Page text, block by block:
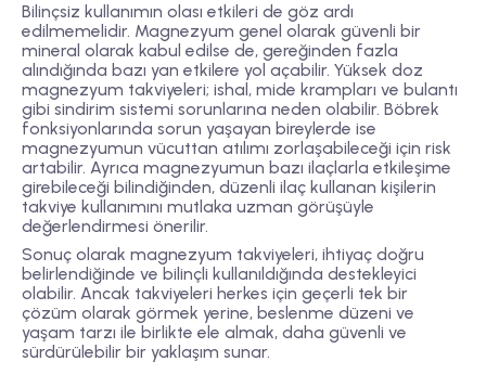
Bilinçsiz kullanımın olası etkileri de göz ardı
edilmemelidir. Magnezyum genel olarak güvenli bir
mineral olarak kabul edilse de, gereğinden fazla
alındığında bazı yan etkilere yol açabilir. Yüksek doz
magnezyum takviyeleri; ishal, mide krampları ve bulantı
gibi sindirim sistemi sorunlarına neden olabilir. Böbrek
fonksiyonlarında sorun yaşayan bireylerde ise
magnezyumun vücuttan atılımı zorlaşabileceği için risk
artabilir. Ayrıca magnezyumun bazı ilaçlarla etkileşime
girebileceği bilindiğinden, düzenli ilaç kullanan kişilerin
takviye kullanımını mutlaka uzman görüşüyle
değerlendirmesi önerilir.
Sonuç olarak magnezyum takviyeleri, ihtiyaç doğru
belirlendiğinde ve bilinçli kullanıldığında destekleyici
olabilir. Ancak takviyeleri herkes için geçerli tek bir
çözüm olarak görmek yerine, beslenme düzeni ve
yaşam tarzı ile birlikte ele almak, daha güvenli ve
sürdürülebilir bir yaklaşım sunar.